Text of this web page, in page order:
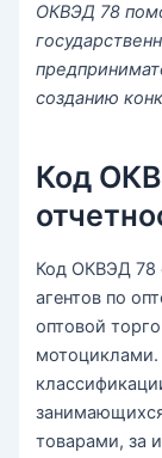
ОКВЭД 78
созданию
Код
Код ОКВЭД 78
агентов по
оптовой
мотоциклами.
товарами, за